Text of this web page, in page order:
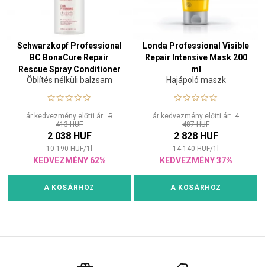
Schwarzkopf Professional
BC BonaCure Repair
Rescue Spray Conditioner
200 ml
Öblítés nélküli balzsam
sérült hajra
ár kedvezmény előtti ár: 5
413 HUF
2 038 HUF
10 190 HUF/1
KEDVEZMÉNY 62%
A KOSÁRHOZ
Londa Professional Visible
Repair Intensive Mask 200
ml
Hajápoló maszk
ár kedvezmény előtti ár: 4
487 HUF
2 828 HUF
14 140 HUF/1
KEDVEZMÉNY 37%
A KOSÁRHOZ